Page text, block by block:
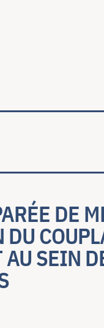
DE
AU SEIN